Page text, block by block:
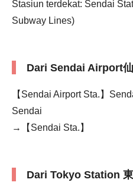
Stasiun terdekat: Sendai
Subway Lines)
Dari Sendai Airport
【Sendai Airport Sta.】
Sendai
→【Sendai Sta.】
Dari Tokyo Station